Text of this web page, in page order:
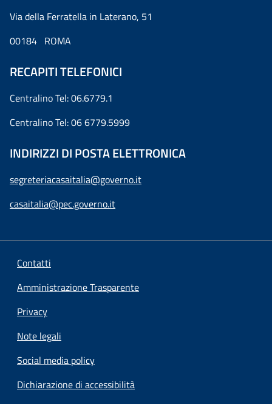
Via della Ferratella in Laterano, 51
00184 ROMA
RECAPITI TELEFONICI
Centralino Tel: 06.6779.1
Centralino Tel: 06 6779.5999
INDIRIZZI DI POSTA ELETTRONICA
segreteriacasaitalia@governo.it
casaitalia@pec.governo.it
Contatti
Amministrazione Trasparente
Privacy
Note legali
Social media policy
Dichiarazione di accessibilità